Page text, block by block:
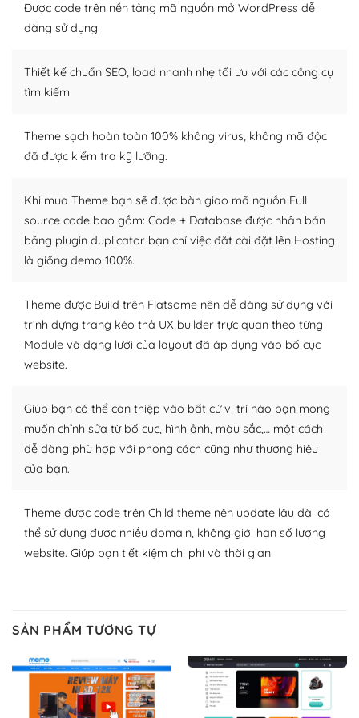
Nếu bạn có các kỹ thuật cơ bản với một theme được
thiết kế tốt, bạn có thể tự sửa đổi. Nếu không bạn có thể
Dễ dàng tùy chỉnh trên WordPress
WordPress là nơi lưu trữ cho một diễn đàn cộng đồng
khổng lồ được kiểm duyệt bởi các nhân viên và những
Nếu bạn gặp khó khăn, bạn có thể lên mạng và tìm
kiếm những cộng đồng WordPress, họ sẽ giúp bạn trả
lời, giải đáp vấn đề của bạn.
– Đa dạng plugin và themes
Plugin mở rộng là thành phần cài đặt thêm vào
WordPress để tăng thêm các tính năng cần thiết. Có
Nhờ lượng người dùng đông đảo, thư viện themes và
plugin của WordPress rất phong phú. Bạn có thể thỏa
thích chọn lựa plugin và themes phù hợp cho mục đích
WordPress đa dạng plugin và themes
– Dễ sử dụng
toàn bộ web.
Và bạn có toàn quyền tự do khi quyết định nơi lưu trữ
trang web WordPress của bạn.
Dễ dàng lựa chọn Hosting cho website WordPress
Được code trên nền tảng mã nguồn mở WordPress dễ
dàng sử dụng
Thiết kế chuẩn SEO, load nhanh nhẹ tối ưu với các công cụ
tìm kiếm
Theme sạch hoàn toàn 100% không virus, không mã độc
đã được kiểm tra kỹ lưỡng.
Khi mua Theme bạn sẽ được bàn giao mã nguồn Full
source code bao gồm: Code + Database được nhân bản
bằng plugin duplicator bạn chỉ việc đăt cài đặt lên Hosting
là giống demo 100%.
Theme được Build trên Flatsome nên dễ dàng sử dụng với
trình dựng trang kéo thả UX builder trực quan theo từng
Module và dạng lưới của layout đã áp dụng vào bố cục
website.
Giúp bạn có thể can thiệp vào bất cứ vị trí nào bạn mong
muốn chỉnh sửa từ bố cục, hình ảnh, màu sắc,… một cách
dễ dàng phù hợp với phong cách cũng như thương hiệu
của bạn.
Theme được code trên Child theme nên update lâu dài có
thể sử dụng được nhiều domain, không giới hạn số lượng
website. Giúp bạn tiết kiệm chi phí và thời gian
SẢN PHẨM TƯƠNG TỰ